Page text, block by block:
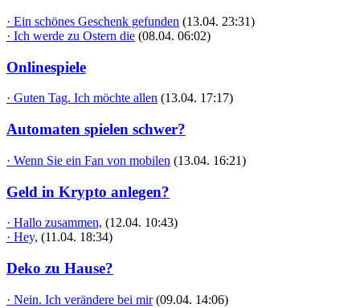
· Ein schönes Geschenk gefunden (13.04. 23:31)
· Ich werde zu Ostern die (08.04. 06:02)
Onlinespiele
· Guten Tag. Ich möchte allen (13.04. 17:17)
Automaten spielen schwer?
· Wenn Sie ein Fan von mobilen (13.04. 16:21)
Geld in Krypto anlegen?
· Hallo zusammen, (12.04. 10:43)
· Hey, (11.04. 18:34)
Deko zu Hause?
· Nein. Ich verändere bei mir (09.04. 14:06)